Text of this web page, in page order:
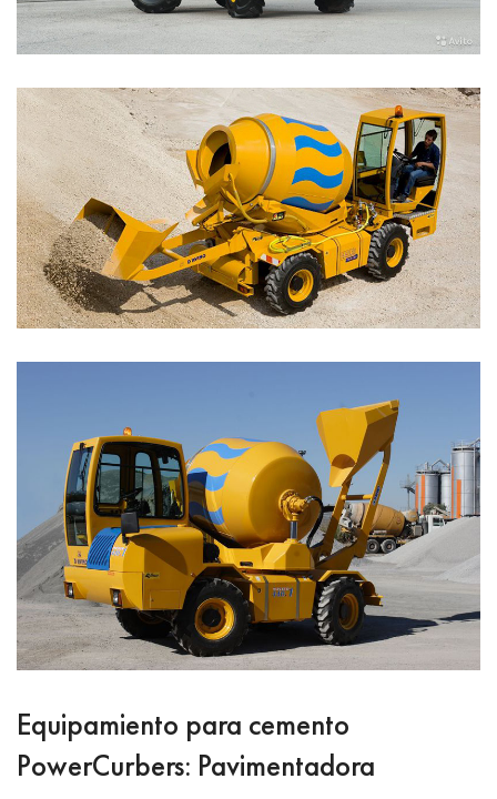
Equipamiento para cemento
PowerCurbers: Pavimentadora